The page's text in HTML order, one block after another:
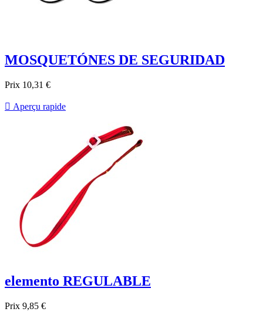
MOSQUETÓNES DE SEGURIDAD
Prix 10,31 €
 Aperçu rapide
elemento REGULABLE
Prix 9,85 €